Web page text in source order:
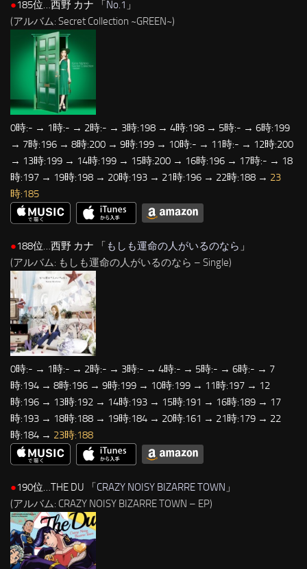
●185位…西野 カナ 「No.1 」
(アルバム: Secret Collection ~GREEN~)
0時:- → 1時:- → 2時:- → 3時:198 → 4時:198 → 5時:- → 6時:199
→ 7時:196 → 8時:200 → 9時:199 → 10時:- → 11時:- → 12時:200
→ 13時:199 → 14時:199 → 15時:200 → 16時:196 → 17時:- → 18
時:197 → 19時:198 → 20時:193 → 21時:196 → 22時:188 → 23
時:185
●188位…西野 カナ 「 もしも運命の人がいるのなら 」
(アルバム: もしも運命の人がいるのなら – Single)
0時:- → 1時:- → 2時:- → 3時:- → 4時:- → 5時:- → 6時:- → 7
時:194 → 8時:196 → 9時:199 → 10時:199 → 11時:197 → 12
時:196 → 13時:192 → 14時:193 → 15時:191 → 16時:189 → 17
時:193 → 18時:188 → 19時:184 → 20時:161 → 21時:179 → 22
時:184 → 23時:188
●190位…THE DU 「CRAZY NOISY BIZARRE TOWN 」
(アルバム: CRAZY NOISY BIZARRE TOWN – EP)